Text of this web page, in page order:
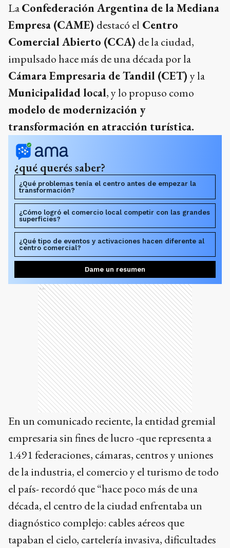
LaConfederación Argentina de la Mediana
Empresa (CAME) destacó el Centro
Comercial Abierto (CCA) de la ciudad,
impulsado hace más de una década por la
Cámara Empresaria de Tandil (CET) y la
Municipalidad local, y lo propuso como
modelo de modernización y
transformación en atracción turística.
¿qué querés saber?
¿Qué problemas tenía el centro antes de empezar la
transformación?
¿Cómo logró el comercio local competir con las grandes
superficies?
¿Qué tipo de eventos y activaciones hacen diferente al
centro comercial?
Dame un resumen
Ads
En un comunicado reciente, la entidad gremial
empresaria sin fines de lucro -que representa a
1.491 federaciones, cámaras, centros y uniones
de la industria, el comercio y el turismo de todo
el país- recordó que “hace poco más de una
década, el centro de la ciudad enfrentaba un
diagnóstico complejo: cables aéreos que
tapaban el cielo, cartelería invasiva, dificultades